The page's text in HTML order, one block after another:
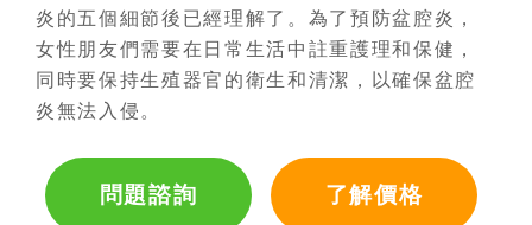
炎的五個細節後已經理解了。為了預防盆腔炎，
女性朋友們需要在日常生活中註重護理和保健，
同時要保持生殖器官的衛生和清潔，以確保盆腔
炎無法入侵。
問題諮詢 了解價格